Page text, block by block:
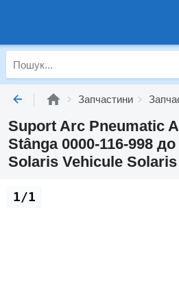
Запчастини
Suport Arc Pneumatic
Stânga 0000-116-998
Solaris Vehicule Solaris
1/1